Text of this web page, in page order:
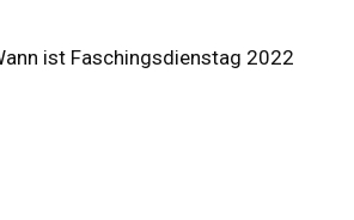
ist Faschingsdienstag 2022